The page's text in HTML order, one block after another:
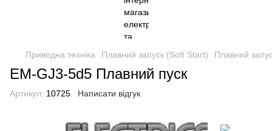
Приводна техніка Плавний запуск (Soft Start) Плавний
EM-GJ3-5d5 Плавний пуск
Артикул: 10725 Написати відгук